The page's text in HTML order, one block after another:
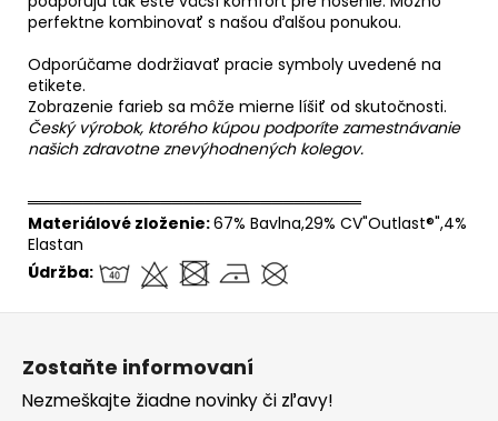
perfektne kombinovať s našou ďalšou ponukou.
Odporúčame dodržiavať pracie symboly uvedené na
etikete.
Zobrazenie farieb sa môže mierne líšiť od skutočnosti.
Český výrobok, ktorého kúpou podporíte zamestnávanie
našich zdravotne znevýhodnených kolegov.
══════════════════════════════
Materiálové zloženie:67% Bavlna,29% CV"Outlast®",4%
Elastan
Údržba:
Zostaňte informovaní
Nezmeškajte žiadne novinky či zľavy!